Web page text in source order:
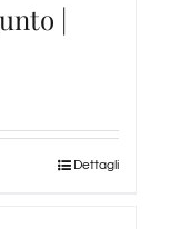
|
Dettagli